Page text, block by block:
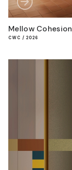
Mellow Cohesion
CWC / 2026